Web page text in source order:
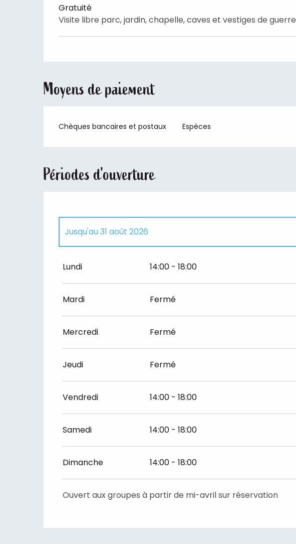
Gratuité
Visite libre parc, jardin, chapelle, caves et vestiges de guerre
Moyens de paiement
Chèques bancaires et postaux Espèces
Périodes d'ouverture
20 juin 2026 30 juin 2026
Jusqu'au31 août 2026
Lundi 14:00 - 18:00
Mardi Fermé
Mercredi Fermé
Jeudi Fermé
Vendredi 14:00 - 18:00
Samedi 14:00 - 18:00
Dimanche 14:00 - 18:00
Ouvert aux groupes à partir de mi-avril sur réservation